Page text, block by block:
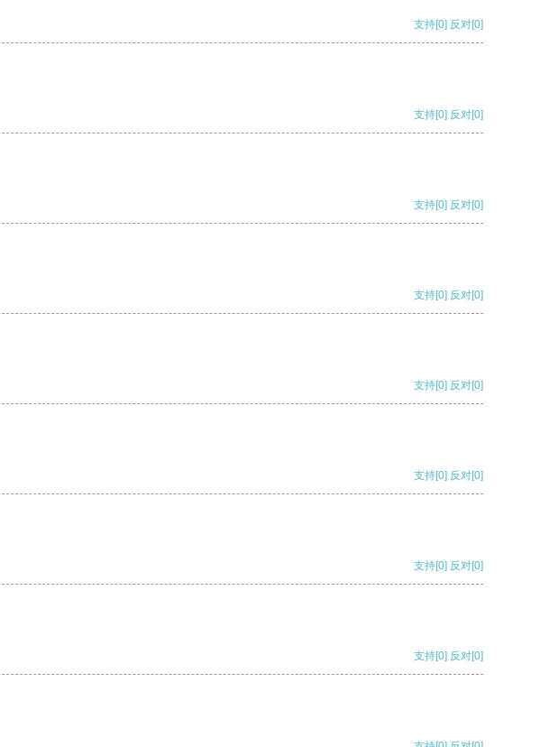
支持[0] 反对[0]
支持[0] 反对[0]
支持[0] 反对[0]
支持[0] 反对[0]
支持[0] 反对[0]
支持[0] 反对[0]
支持[0] 反对[0]
支持[0] 反对[0]